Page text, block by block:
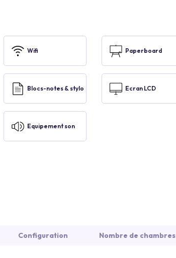
Wifi Paperboard
Blocs-notes & stylo Ecran LCD
Equipement son
Configuration Nombre de chambres